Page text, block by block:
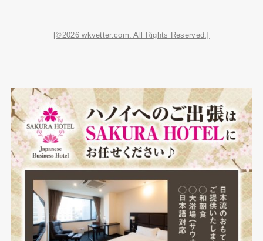
[©2026 wkvetter.com. All Rights Reserved.]